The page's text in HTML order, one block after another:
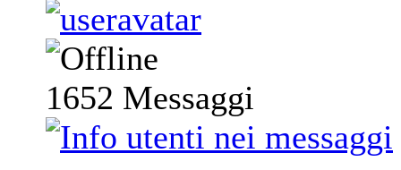
1652 Messaggi